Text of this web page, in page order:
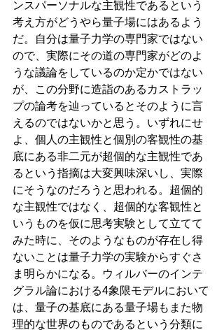
ンスパーソナルな主観性であるという
考え方がどうやら量子場にはあるよう
だ。自分は量子力学の専門家ではない
ので、実際にその道の専門家がどのよ
うな議論をしているのか定かではない
が、この分野に造詣のあるカストラッ
プの論考を辿っているとそのように言
えるのではないかと思う。いずれにせ
よ、個人の主観性と個別の客観性の基
底にある非二元が超個的な主観性であ
るという指摘は大変興味深いし、実際
にそうなのだろうと思われる。超個的
な主観性ではなく、超個的な客観性と
いうものを仮に思考実験として立てて
みた時に、そのようなものが存在し得
ないことは量子力学の実験からすぐさ
ま明らかになる。ウィルバーのインテ
グラル論における4象限モデルにおいて
は、量子の基底にある量子場もまた物
理的な世界のものであるという分類に